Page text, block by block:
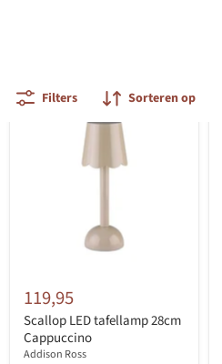
Filters Sorteren op
119,95
Scallop LED tafellamp 28cm
Cappuccino
Addison Ross